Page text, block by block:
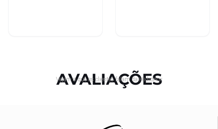
AVALIAÇÕES
Vejam o que os clientes falam da Hidronox